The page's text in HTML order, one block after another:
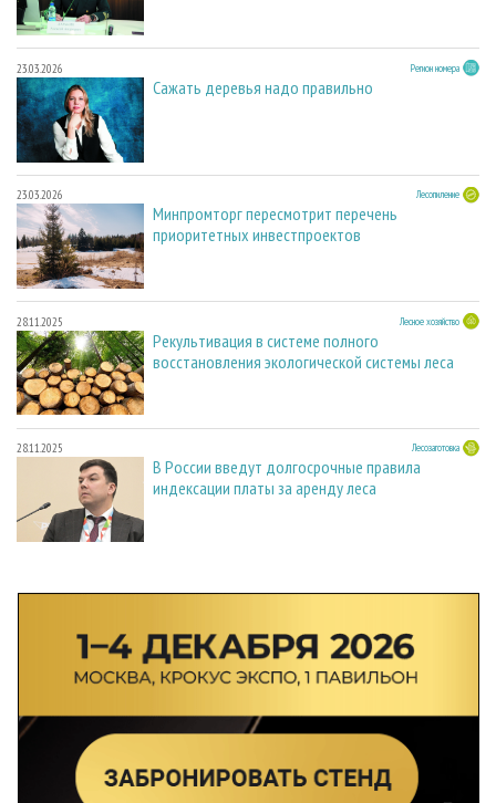
23.03.2026 Регион номера
Сажать деревья надо правильно
23.03.2026 Лесопиление
Минпромторг пересмотрит перечень
приоритетных инвестпроектов
28.11.2025 Лесное хозяйство
Рекультивация в системе полного
восстановления экологической системы леса
28.11.2025 Лесозаготовка
В России введут долгосрочные правила
индексации платы за аренду леса